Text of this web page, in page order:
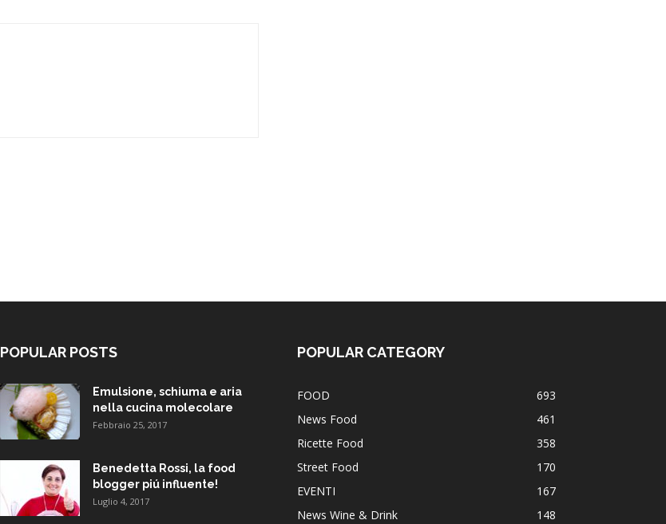
POPULAR POSTS
Emulsione, schiuma e aria
nella cucina molecolare
Febbraio 25, 2017
Benedetta Rossi, la food
blogger piú influente!
Luglio 4, 2017
POPULAR CATEGORY
FOOD
693
News Food
461
Ricette Food
358
Street Food
170
EVENTI
167
News Wine & Drink
148